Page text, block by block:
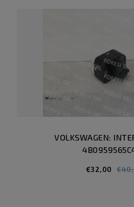
VOLKSWAGEN:
€32,00